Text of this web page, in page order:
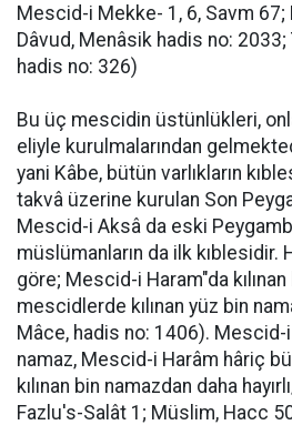
Mescid-i Mekke- 1, 6, Savm
Dâvud, Menâsik hadis no:
hadis no: 326)
Bu üç mescidin üstünlükleri,
eliyle kurulmalarından
yani Kâbe, bütün varlıkların
takvâ üzerine kurulan Son
Mescid-i Aksâ da eski
müslümanların da ilk kıblesidir.
göre; Mescid-i Haram"da
mescidlerde kılınan yüz bin
Mâce, hadis no: 1406). Mescid-i
namaz, Mescid-i Harâm hâriç
kılınan bin namazdan daha
Fazlu's-Salât 1; Müslim, Hacc